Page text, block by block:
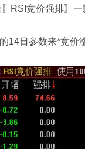
RSI竞价强排〗
14日参数来*竞价